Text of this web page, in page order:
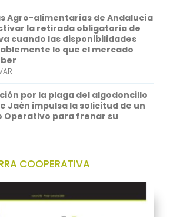
Agro-alimentarias de Andalucía
la retirada obligatoria de
cuando las disponibilidades
lo que el mercado
por la plaga del algodoncillo
Jaén impulsa la solicitud de un
Operativo para frenar su
COOPERATIVA